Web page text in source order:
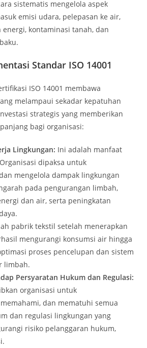
sistematis mengelola aspek
emisi udara, pelepasan ke air,
kontaminasi tanah, dan
Standar ISO 14001
ISO 14001 membawa
melampaui sekadar kepatuhan
strategis yang memberikan
bagi organisasi:
Lingkungan: Ini adalah manfaat
dipaksa untuk
mengelola dampak lingkungan
pada pengurangan limbah,
dan air, serta peningkatan
pabrik tekstil setelah menerapkan
mengurangi konsumsi air hingga
proses pencelupan dan sistem
limbah.
Persyaratan Hukum dan Regulasi:
organisasi untuk
dan mematuhi semua
dan regulasi lingkungan yang
risiko pelanggaran hukum,